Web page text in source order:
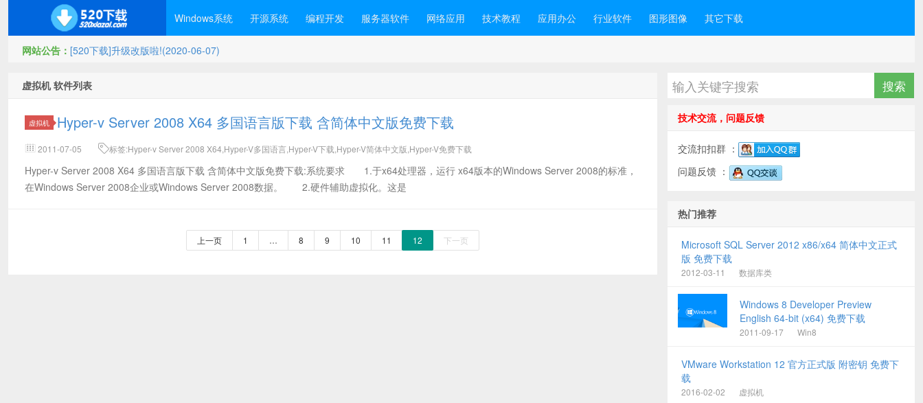
Windows系统 开源系统 编程开发 服务器软件 网络应用 技术教程 应用办公 行业软件 图形图像 其它下载
网站公告： [520下载]升级改版啦!(2020-06-07)
虚拟机 软件列表
虚拟机 Hyper-v Server 2008 X64 多国语言版下载 含简体中文版免费下载
2011-07-05 标签:Hyper-v Server 2008 X64,Hyper-V多国语言,Hyper-V下载,Hyper-V简体中文版,Hyper-V免费下载
Hyper-v Server 2008 X64 多国语言版下载 含简体中文版免费下载:系统要求 1.于x64处理器，运行 x64版本的Windows Server 2008的标准，
在Windows Server 2008企业或Windows Server 2008数据。 2.硬件辅助虚拟化。这是
上一页 1 … 8 9 10 11 12 下一页
技术交流，问题反馈
交流扣扣群 ：
问题反馈 ：
热门推荐
Microsoft SQL Server 2012 x86/x64 简体中文正式
版 免费下载
2012-03-11 数据库类
Windows 8 Developer Preview
English 64-bit (x64) 免费下载
2011-09-17 Win8
VMware Workstation 12 官方正式版 附密钥 免费下
载
2016-02-02 虚拟机